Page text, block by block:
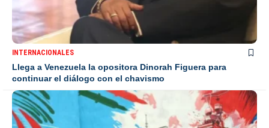
INTERNACIONALES
Llega a Venezuela la opositora Dinorah Figuera para
continuar el diálogo con el chavismo